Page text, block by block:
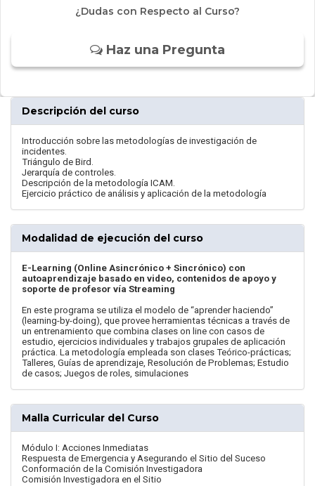
¿Dudas con Respecto al Curso?
Haz una Pregunta
Descripción del curso
Introducción sobre las metodologías de investigación de
incidentes.
Triángulo de Bird.
Jerarquía de controles.
Descripción de la metodología ICAM.
Ejercicio práctico de análisis y aplicación de la metodología
Modalidad de ejecución del curso
E-Learning (Online Asincrónico + Sincrónico) con
autoaprendizaje basado en video, contenidos de apoyo y
soporte de profesor vía Streaming
En este programa se utiliza el modelo de “aprender haciendo”
(learning-by-doing), que provee herramientas técnicas a través de
un entrenamiento que combina clases on line con casos de
estudio, ejercicios individuales y trabajos grupales de aplicación
práctica. La metodología empleada son clases Teórico-prácticas;
Talleres, Guías de aprendizaje, Resolución de Problemas; Estudio
de casos; Juegos de roles, simulaciones
Malla Curricular del Curso
Módulo I: Acciones Inmediatas
Respuesta de Emergencia y Asegurando el Sitio del Suceso
Conformación de la Comisión Investigadora
Comisión Investigadora en el Sitio